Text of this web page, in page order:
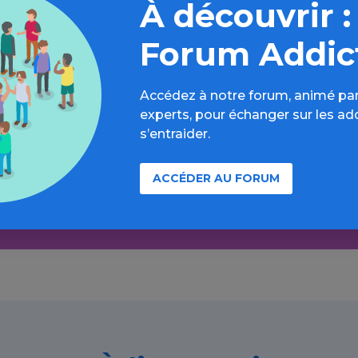
loin sur l’espace Toutes les
parcours d’évaluations, bonnes pratiques,
annuaires, ressources, actualités...
À découvrir :
Forum
Accédez à notre forum, animé
experts, pour échanger sur les
s’entraider.
ACCÉDER AU FORUM